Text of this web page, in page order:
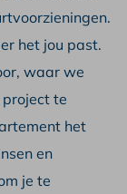
het jou past.
waar we
te
het
en
je te